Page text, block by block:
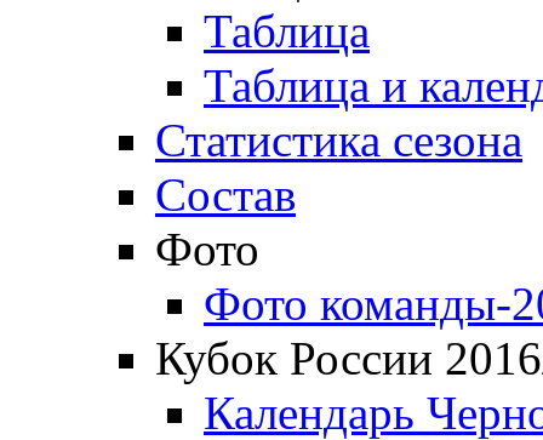
Таблица
Таблица и
Статистика сезона
Состав
Фото
Фото команды-
Кубок России
Календарь